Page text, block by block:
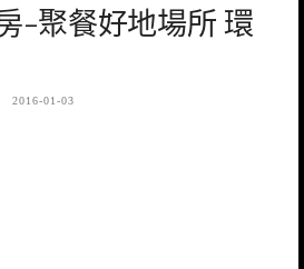
-聚餐好地場所 環
2016-01-03